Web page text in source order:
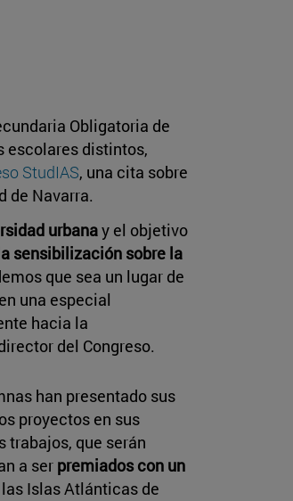
Obligatoria de
escolares distintos,
StudIAS, una cita sobre
de Navarra.
urbanay el objetivo
sensibilización sobre la
que sea un lugar de
una especial
hacia la
del Congreso.
han presentado sus
proyectos en sus
trabajos, que serán
a ser premiados con un
Islas Atlánticas de